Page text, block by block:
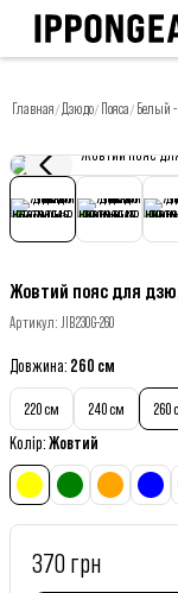
Главная/Дзюдо/ Пояса/ Белый
Жовтий пояс для
Артикул: JIB230G-260
Довжина: 260 см
220 см 240 см 260
Колір:Жовтий
370 грн